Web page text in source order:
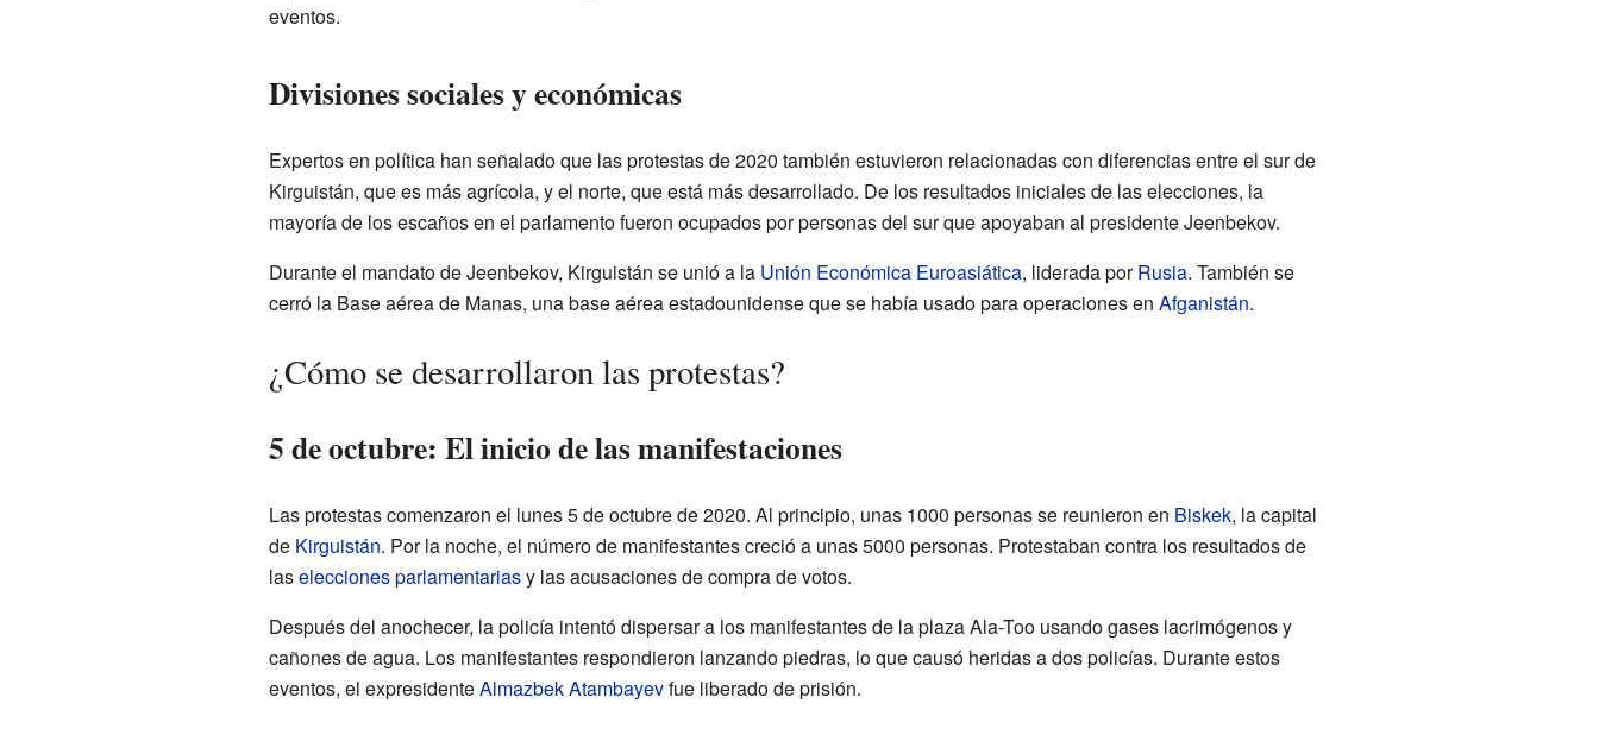
eventos.
Divisiones sociales y económicas
Expertos en política han señalado que las protestas de 2020 también estuvieron relacionadas con diferencias entre el sur de
Kirguistán, que es más agrícola, y el norte, que está más desarrollado. De los resultados iniciales de las elecciones, la
mayoría de los escaños en el parlamento fueron ocupados por personas del sur que apoyaban al presidente Jeenbekov.
Durante el mandato de Jeenbekov, Kirguistán se unió a la Unión Económica Euroasiática, liderada porRusia. También se
cerró la Base aérea de Manas, una base aérea estadounidense que se había usado para operaciones en Afganistán.
¿Cómo se desarrollaron las protestas?
5 de octubre: El inicio de las manifestaciones
Las protestas comenzaron el lunes 5 de octubre de 2020. Al principio, unas 1000 personas se reunieron en Biskek, la capital
de Kirguistán. Por la noche, el número de manifestantes creció a unas 5000 personas. Protestaban contra los resultados de
laselecciones parlamentariasy las acusaciones de compra de votos.
Después del anochecer, la policía intentó dispersar a los manifestantes de la plaza Ala-Too usando gases lacrimógenos y
cañones de agua. Los manifestantes respondieron lanzando piedras, lo que causó heridas a dos policías. Durante estos
eventos, el expresidenteAlmazbek Atambayevfue liberado de prisión.